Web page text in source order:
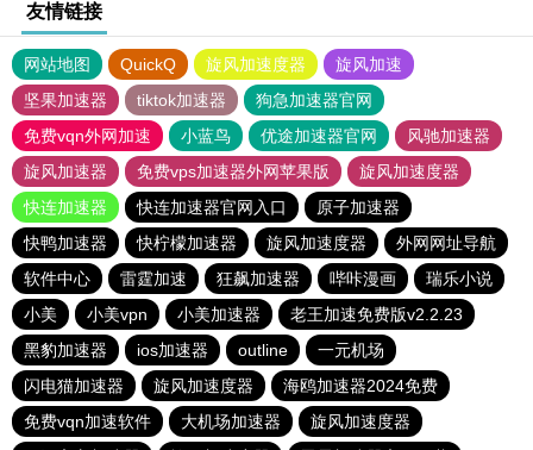
友情链接
网站地图 QuickQ 旋风加速度器
旋风加速
坚果加速器
tiktok加速器
狗急加速器官网
免费vqn外网加速
小蓝鸟 优途加速器官网
风驰加速器
旋风加速器
免费vps加速器外网苹果版
旋风加速度器
快连加速器
快连加速器官网入口
原子加速器
快鸭加速器
快柠檬加速器 旋风加速度器
外网网址导航
软件中心
雷霆加速 狂飙加速器 哔咔漫画
瑞乐小说
小美
小美vpn 小美加速器
老王加速免费版v2.2.23
黑豹加速器
ios加速器 outline
一元机场
闪电猫加速器
旋风加速度器
海鸥加速器2024免费
免费vqn加速软件
大机场加速器
旋风加速度器